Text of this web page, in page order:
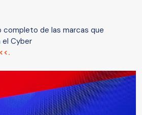
completo de las marcas que
el Cyber